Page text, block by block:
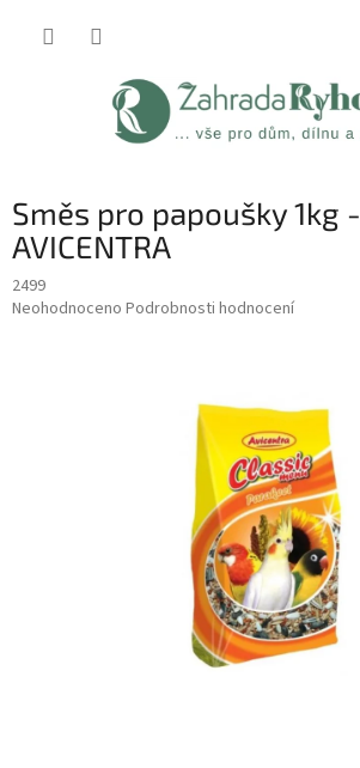
Směs pro papoušky 1kg -
AVICENTRA
2499
Průměrné
Neohodnoceno Podrobnosti hodnocení